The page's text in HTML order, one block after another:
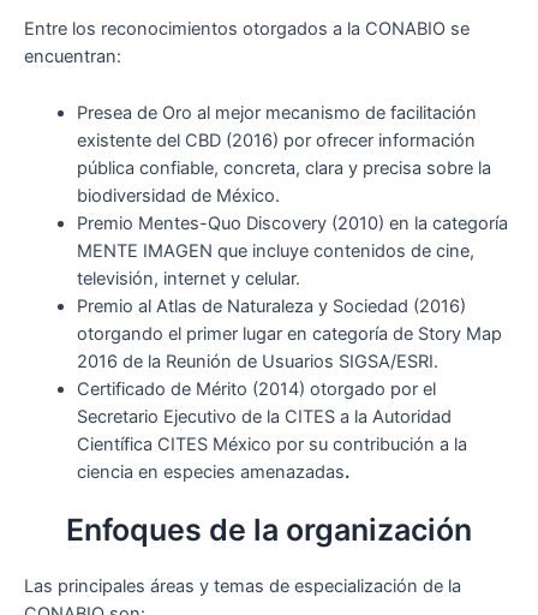
Entre los reconocimientos otorgados a la CONABIO se
encuentran:
Presea de Oro al mejor mecanismo de facilitación
existente del CBD (2016) por ofrecer información
pública confiable, concreta, clara y precisa sobre la
biodiversidad de México.
Premio Mentes-Quo Discovery (2010) en la categoría
MENTE IMAGEN que incluye contenidos de cine,
televisión, internet y celular.
Premio al Atlas de Naturaleza y Sociedad (2016)
otorgando el primer lugar en categoría de Story Map
2016 de la Reunión de Usuarios SIGSA/ESRI.
Certificado de Mérito (2014) otorgado por el
Secretario Ejecutivo de la CITES a la Autoridad
Científica CITES México por su contribución a la
ciencia en especies amenazadas.
Enfoques de la organización
Las principales áreas y temas de especialización de la